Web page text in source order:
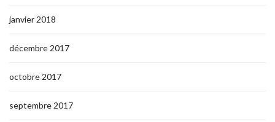
janvier 2018
décembre 2017
octobre 2017
septembre 2017